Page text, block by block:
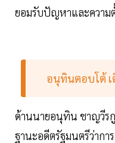
ยอมรับปัญหาและความ
อนุทินตอบโต้ เ
ด้านนายอนุทิน ชาญวีร
ฐานะอดีตรัฐมนตรีว่ากา